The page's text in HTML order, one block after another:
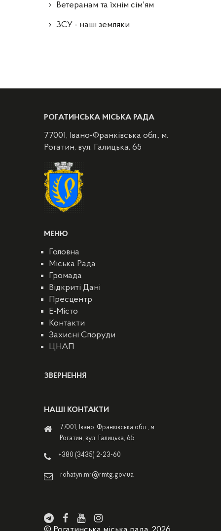
Ветеранам та їхнім сім'ям
ЗСУ - наші земляки
РОГАТИНСЬКА МІСЬКА РАДА
77001, Івано-Франківська обл., м.
Рогатин, вул. Галицька, 65
МЕНЮ
Головна
Міська Рада
Громада
Відкриті Дані
Пресцентр
E-Місто
Контакти
Захисні Споруди
ЦНАП
ЗВЕРНЕННЯ
НАШІ КОНТАКТИ
77001, Івано-Франківська обл., м.
Рогатин, вул. Галицька, 65
+380 (3435) 2-23-60
rohatyn.mr@rmtg.gov.ua